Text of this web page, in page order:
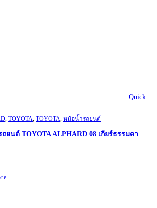
Quick
TOYOTA TOYOTA หม้อน้ำรถยนต์
ยนต์ TOYOTA ALPHARD 08 เกียร์ธรรมดา